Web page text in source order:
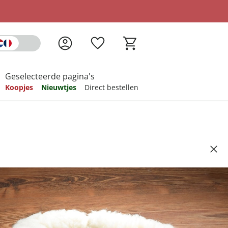
Geselecteerde pagina's
Koopjes Nieuwtjes Direct bestellen
Artikelnummer 6564550